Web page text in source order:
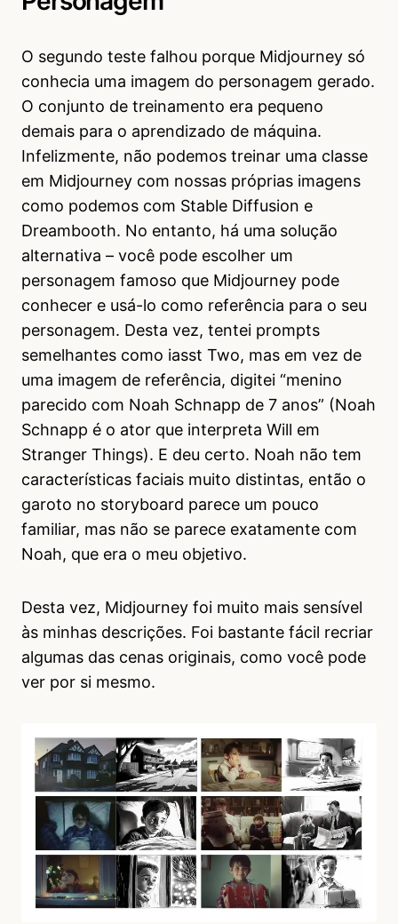
O segundo teste falhou porque Midjourney só
conhecia uma imagem do personagem gerado.
O conjunto de treinamento era pequeno
demais para o aprendizado de máquina.
Infelizmente, não podemos treinar uma classe
em Midjourney com nossas próprias imagens
como podemos com Stable Diffusion e
Dreambooth. No entanto, há uma solução
alternativa – você pode escolher um
personagem famoso que Midjourney pode
conhecer e usá-lo como referência para o seu
personagem. Desta vez, tentei prompts
semelhantes como iasst Two, mas em vez de
uma imagem de referência, digitei “menino
parecido com Noah Schnapp de 7 anos” (Noah
Schnapp é o ator que interpreta Will em
Stranger Things). E deu certo. Noah não tem
características faciais muito distintas, então o
garoto no storyboard parece um pouco
familiar, mas não se parece exatamente com
Noah, que era o meu objetivo.
Desta vez, Midjourney foi muito mais sensível
às minhas descrições. Foi bastante fácil recriar
algumas das cenas originais, como você pode
ver por si mesmo.